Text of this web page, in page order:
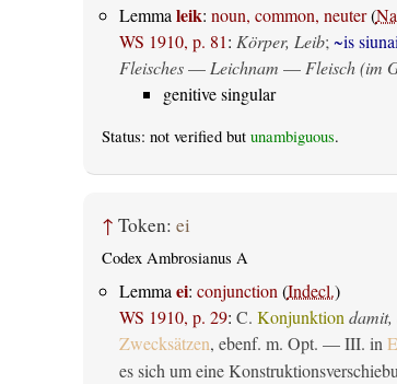
Lemma leik: noun, common, neuter(Na
WS 1910, p. 81: Körper, Leib; ~is siunai
Fleisches— Leichnam — Fleisch (im
genitive singular
Status: not verified but unambiguous.
↑ Token: ei
Codex Ambrosianus A
Lemma ei: conjunction (Indecl.)
WS 1910, p. 29: C. Konjunktion damit,
Zwecksätzen, ebenf. m. Opt. — III. in
es sich um eine